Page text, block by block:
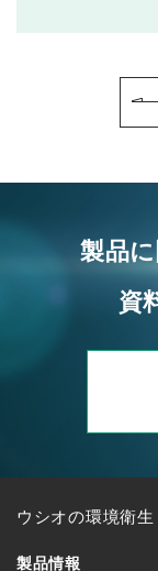
製品
資
ウシオの環境衛生
製品情報